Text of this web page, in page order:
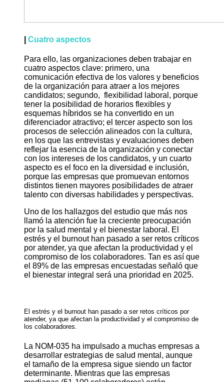
Cuatro aspectos
Para ello, las organizaciones deben trabajar en
cuatro aspectos clave: primero, una
comunicación efectiva de los valores y beneficios
de la organización para atraer a los mejores
candidatos; segundo, flexibilidad laboral, porque
tener la posibilidad de horarios flexibles y
esquemas híbridos se ha convertido en un
diferenciador atractivo; el tercer aspecto son los
procesos de selección alineados con la cultura,
en los que las entrevistas y evaluaciones deben
reflejar la esencia de la organización y conectar
con los intereses de los candidatos, y un cuarto
aspecto es el foco en la diversidad e inclusión,
porque las empresas que promuevan entornos
distintos tienen mayores posibilidades de atraer
talento con diversas habilidades y perspectivas.
Uno de los hallazgos del estudio que más nos
llamó la atención fue la creciente preocupación
por la salud mental y el bienestar laboral. El
estrés y el burnout han pasado a ser retos críticos
por atender, ya que afectan la productividad y el
compromiso de los colaboradores. Tan es así que
el 89% de las empresas encuestadas señaló que
el bienestar integral será una prioridad en 2025.
El estrés y el burnout han pasado a ser retos críticos por
atender, ya que afectan la productividad y el compromiso de
los colaboradores.
La NOM-035 ha impulsado a muchas empresas a
desarrollar estrategias de salud mental, aunque
el tamaño de la empresa sigue siendo un factor
determinante. Mientras que las empresas